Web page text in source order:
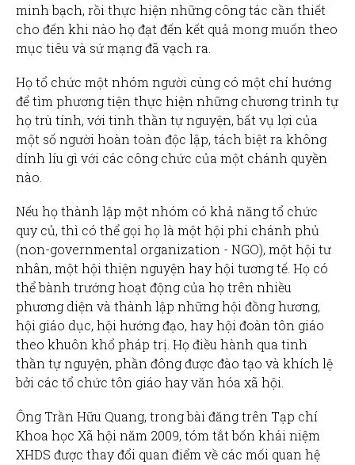
minh bạch, rồi thực hiện những công tác cần thiết
cho đến khi nào họ đạt đến kết quả mong muốn theo
mục tiêu và sứ mạng đã vạch ra.
Họ tổ chức một nhóm người cùng có một chí hướng
để tìm phương tiện thực hiện những chương trình tự
họ trù tính, với tinh thần tự nguyện, bất vụ lợi của
một số người hoàn toàn độc lập, tách biệt ra không
dính líu gì với các công chức của một chánh quyền
nào.
Nếu họ thành lập một nhóm có khả năng tổ chức
quy củ, thì có thể gọi họ là một hội phi chánh phủ
(non-governmental organization - NGO), một hội tư
nhân, một hội thiện nguyện hay hội tương tế. Họ có
thể bành trướng hoạt động của họ trên nhiều
phương diện và thành lập những hội đồng hương,
hội giáo dục, hội hướng đạo, hay hội đoàn tôn giáo
theo khuôn khổ pháp trị. Họ điều hành qua tinh
thần tự nguyện, phần đông được đào tạo và khích lệ
bởi các tổ chức tôn giáo hay văn hóa xã hội.
Ông Trần Hữu Quang, trong bài đăng trên Tạp chí
Khoa học Xã hội năm 2009, tóm tắt bốn khái niệm
XHDS được thay đổi quan điểm về các mối quan hệ